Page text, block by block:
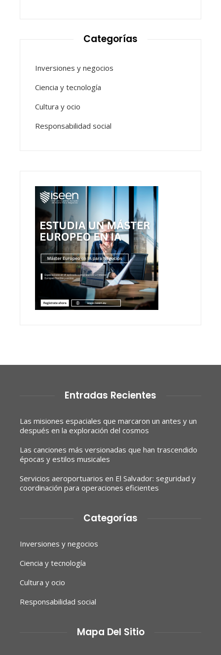
Categorías
Inversiones y negocios
Ciencia y tecnología
Cultura y ocio
Responsabilidad social
Entradas Recientes
Las misiones espaciales que marcaron un antes y un
después en la exploración del cosmos
Las canciones más versionadas que han trascendido
épocas y estilos musicales
Servicios aeroportuarios en El Salvador: seguridad y
coordinación para operaciones eficientes
Categorías
Inversiones y negocios
Ciencia y tecnología
Cultura y ocio
Responsabilidad social
Mapa Del Sitio